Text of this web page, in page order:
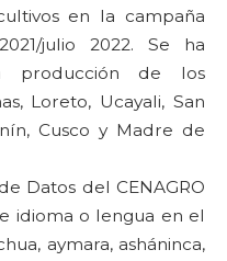
en la campaña
julio 2022. Se ha
producción de los
Loreto, Ucayali, San
Cusco y Madre de
Datos del CENAGRO
idioma o lengua en el
aymara, asháninca,